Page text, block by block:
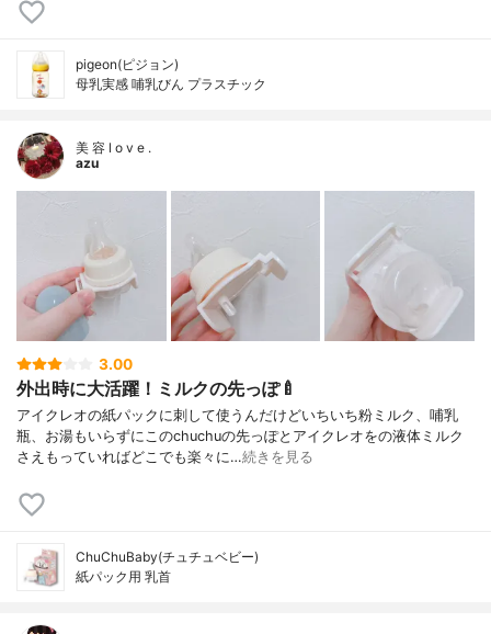
pigeon(ピジョン)
母乳実感 哺乳びん プラスチック
美 容 l o v e .
azu
3.00
外出時に大活躍！ミルクの先っぽ🍼
アイクレオの紙パックに刺して使うんだけどいちいち粉ミルク、哺乳
瓶、お湯もいらずにこのchuchuの先っぽとアイクレオをの液体ミルク
さえもっていればどこでも楽々に…続きを見る
ChuChuBaby(チュチュベビー)
紙パック用 乳首